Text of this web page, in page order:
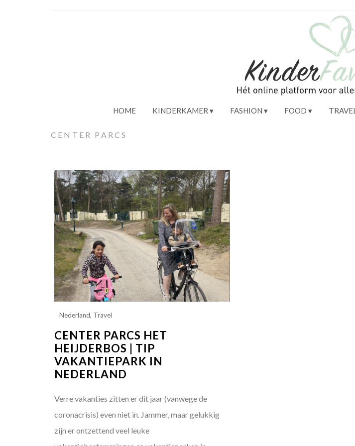
HOME KINDERKAMER FASHION FOOD TRAVEL
CENTER PARCS
Nederland, Travel
CENTER PARCS HET
HEIJDERBOS | TIP
VAKANTIEPARK IN
NEDERLAND
Verre vakanties zitten er dit jaar (vanwege de
coronacrisis) even niet in. Jammer, maar gelukkig
zijn er ontzettend veel leuke